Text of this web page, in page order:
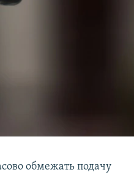
обмежать подачу